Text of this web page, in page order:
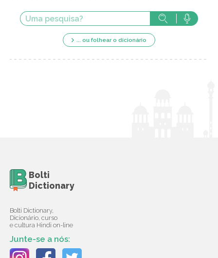
... ou folhear o dicionário
Bolti
Dictionary
Bolti Dictionary,
Dicionário, curso
e cultura Hindi on-line
Junte-se a nós: